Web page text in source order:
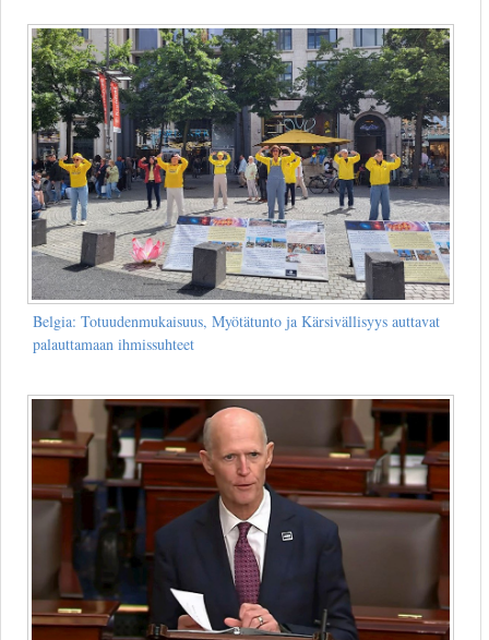
Belgia: Totuudenmukaisuus, Myötätunto ja Kärsivällisyys auttavat
palauttamaan ihmissuhteet